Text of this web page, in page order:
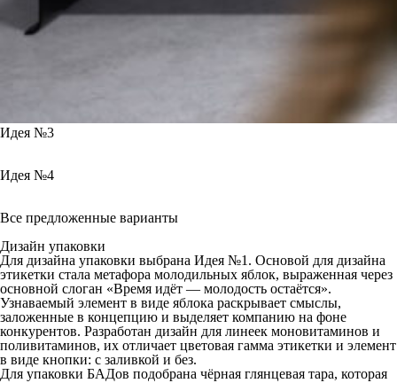
Идея №3
Идея №4
Все предложенные варианты
Дизайн упаковки
Для дизайна упаковки выбрана Идея №1. Основой для дизайна
этикетки стала метафора молодильных яблок, выраженная через
основной слоган «Время идёт — молодость остаётся».
Узнаваемый элемент в виде яблока раскрывает смыслы,
заложенные в концепцию и выделяет компанию на фоне
конкурентов. Разработан дизайн для линеек моновитаминов и
поливитаминов, их отличает цветовая гамма этикетки и элемент
в виде кнопки: с заливкой и без.
Для упаковки БАДов подобрана чёрная глянцевая тара, которая